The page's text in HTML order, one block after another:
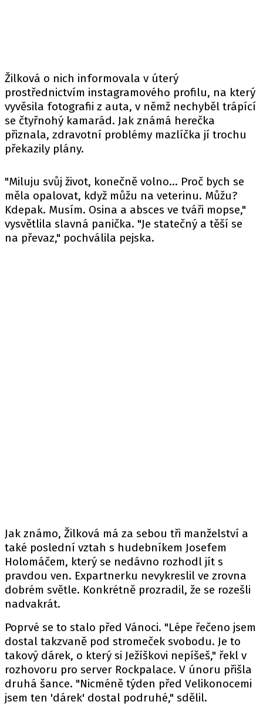
Žilková o nich informovala v úterý
prostřednictvím instagramového profilu, na který
vyvěsila fotografii z auta, v němž nechyběl trápící
se čtyřnohý kamarád. Jak známá herečka
přiznala, zdravotní problémy mazlíčka jí trochu
překazily plány.
"Miluju svůj život, konečně volno... Proč bych se
měla opalovat, když můžu na veterinu. Můžu?
Kdepak. Musím. Osina a absces ve tváři mopse,"
vysvětlila slavná panička. "Je statečný a těší se
na převaz," pochválila pejska.
Jak známo, Žilková má za sebou tři manželství a
také poslední vztah s hudebníkem Josefem
Holomáčem, který se nedávno rozhodl jít s
pravdou ven. Expartnerku nevykreslil ve zrovna
dobrém světle. Konkrétně prozradil, že se rozešli
nadvakrát.
Poprvé se to stalo před Vánoci. "Lépe řečeno jsem
dostal takzvaně pod stromeček svobodu. Je to
takový dárek, o který si Ježíškovi nepíšeš," řekl v
rozhovoru pro server Rockpalace. V únoru přišla
druhá šance. "Nicméně týden před Velikonocemi
jsem ten 'dárek' dostal podruhé," sdělil.